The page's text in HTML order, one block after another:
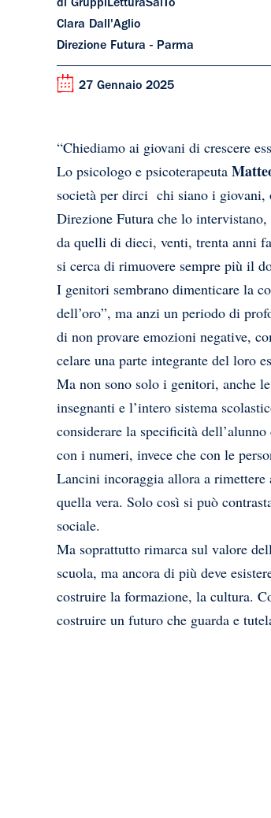
di GruppiLetturaSalTo
Clara Dall'Aglio
Direzione Futura - Parma
27 Gennaio 2025
“Chiediamo ai giovani di crescere
Lo psicologo e psicoterapeuta
società per dirci chi siano i
Direzione Futura che lo
da quelli di dieci, venti, trenta anni
si cerca di rimuovere sempre più il
I genitori sembrano dimenticare la
dell’oro”, ma anzi un periodo di
di non provare emozioni negative,
celare una parte integrante del loro
Ma non sono solo i genitori, anche
insegnanti e l’intero sistema
considerare la specificità
con i numeri, invece che con le
Lancini incoraggia allora a rimettere
quella vera. Solo così si può
sociale.
Ma soprattutto rimarca sul valore
scuola, ma ancora di più deve
costruire la formazione, la cultura.
costruire un futuro che guarda e